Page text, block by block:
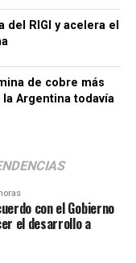
RIGI y acelera el
de cobre más
Argentina todavía
con el Gobierno
el desarrollo a